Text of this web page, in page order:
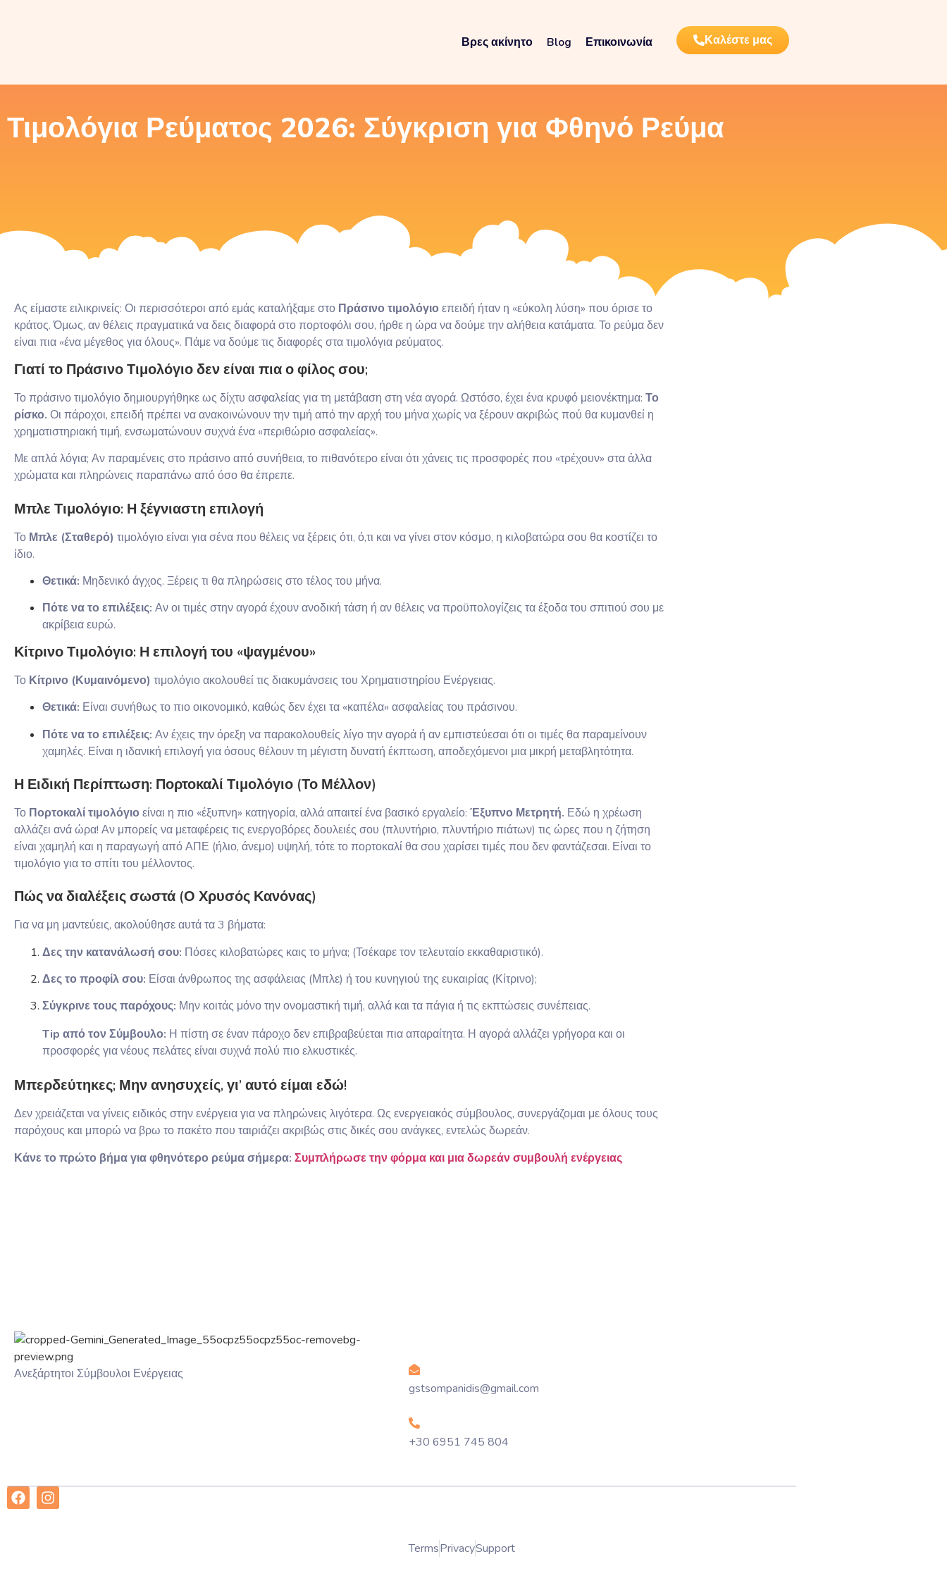
Καλέστε μας
Βρες ακίνητο Blog Επικοινωνία
Τιμολόγια Ρεύματος 2026: Σύγκριση για Φθηνό Ρεύμα
Ας είμαστε ειλικρινείς: Οι περισσότεροι από εμάς καταλήξαμε στο Πράσινο τιμολόγιο επειδή ήταν η «εύκολη λύση» που όρισε το
κράτος. Όμως, αν θέλεις πραγματικά να δεις διαφορά στο πορτοφόλι σου, ήρθε η ώρα να δούμε την αλήθεια κατάματα. Το ρεύμα δεν
είναι πια «ένα μέγεθος για όλους». Πάμε να δούμε τις διαφορές στα τιμολόγια ρεύματος.
Γιατί το Πράσινο Τιμολόγιο δεν είναι πια ο φίλος σου;
Το πράσινο τιμολόγιο δημιουργήθηκε ως δίχτυ ασφαλείας για τη μετάβαση στη νέα αγορά. Ωστόσο, έχει ένα κρυφό μειονέκτημα: Το
ρίσκο. Οι πάροχοι, επειδή πρέπει να ανακοινώνουν την τιμή από την αρχή του μήνα χωρίς να ξέρουν ακριβώς πού θα κυμανθεί η
χρηματιστηριακή τιμή, ενσωματώνουν συχνά ένα «περιθώριο ασφαλείας».
Με απλά λόγια; Αν παραμένεις στο πράσινο από συνήθεια, το πιθανότερο είναι ότι χάνεις τις προσφορές που «τρέχουν» στα άλλα
χρώματα και πληρώνεις παραπάνω από όσο θα έπρεπε.
Μπλε Τιμολόγιο: Η ξέγνιαστη επιλογή
Το Μπλε (Σταθερό) τιμολόγιο είναι για σένα που θέλεις να ξέρεις ότι, ό,τι και να γίνει στον κόσμο, η κιλοβατώρα σου θα κοστίζει το
ίδιο.
Θετικά: Μηδενικό άγχος. Ξέρεις τι θα πληρώσεις στο τέλος του μήνα.
Πότε να το επιλέξεις: Αν οι τιμές στην αγορά έχουν ανοδική τάση ή αν θέλεις να προϋπολογίζεις τα έξοδα του σπιτιού σου με
ακρίβεια ευρώ.
Κίτρινο Τιμολόγιο: Η επιλογή του «ψαγμένου»
Το Κίτρινο (Κυμαινόμενο) τιμολόγιο ακολουθεί τις διακυμάνσεις του Χρηματιστηρίου Ενέργειας.
Θετικά: Είναι συνήθως το πιο οικονομικό, καθώς δεν έχει τα «καπέλα» ασφαλείας του πράσινου.
Πότε να το επιλέξεις: Αν έχεις την όρεξη να παρακολουθείς λίγο την αγορά ή αν εμπιστεύεσαι ότι οι τιμές θα παραμείνουν
χαμηλές. Είναι η ιδανική επιλογή για όσους θέλουν τη μέγιστη δυνατή έκπτωση, αποδεχόμενοι μια μικρή μεταβλητότητα.
Η Ειδική Περίπτωση: Πορτοκαλί Τιμολόγιο (Το Μέλλον)
Το Πορτοκαλί τιμολόγιο είναι η πιο «έξυπνη» κατηγορία, αλλά απαιτεί ένα βασικό εργαλείο: Έξυπνο Μετρητή. Εδώ η χρέωση
αλλάζει ανά ώρα! Αν μπορείς να μεταφέρεις τις ενεργοβόρες δουλειές σου (πλυντήριο, πλυντήριο πιάτων) τις ώρες που η ζήτηση
είναι χαμηλή και η παραγωγή από ΑΠΕ (ήλιο, άνεμο) υψηλή, τότε το πορτοκαλί θα σου χαρίσει τιμές που δεν φαντάζεσαι. Είναι το
τιμολόγιο για το σπίτι του μέλλοντος.
Πώς να διαλέξεις σωστά (Ο Χρυσός Κανόνας)
Για να μη μαντεύεις, ακολούθησε αυτά τα 3 βήματα:
Δες την κατανάλωσή σου: Πόσες κιλοβατώρες καις το μήνα; (Τσέκαρε τον τελευταίο εκκαθαριστικό).
Δες το προφίλ σου: Είσαι άνθρωπος της ασφάλειας (Μπλε) ή του κυνηγιού της ευκαιρίας (Κίτρινο);
Σύγκρινε τους παρόχους: Μην κοιτάς μόνο την ονομαστική τιμή, αλλά και τα πάγια ή τις εκπτώσεις συνέπειας.
Tip από τον Σύμβουλο: Η πίστη σε έναν πάροχο δεν επιβραβεύεται πια απαραίτητα. Η αγορά αλλάζει γρήγορα και οι
προσφορές για νέους πελάτες είναι συχνά πολύ πιο ελκυστικές.
Μπερδεύτηκες; Μην ανησυχείς, γι’ αυτό είμαι εδώ!
Δεν χρειάζεται να γίνεις ειδικός στην ενέργεια για να πληρώνεις λιγότερα. Ως ενεργειακός σύμβουλος, συνεργάζομαι με όλους τους
παρόχους και μπορώ να βρω το πακέτο που ταιριάζει ακριβώς στις δικές σου ανάγκες, εντελώς δωρεάν.
Κάνε το πρώτο βήμα για φθηνότερο ρεύμα σήμερα: Συμπλήρωσε την φόρμα και μια δωρεάν συμβουλή ενέργειας
Ανεξάρτητοι Σύμβουλοι Ενέργειας
gstsompanidis@gmail.com
+30 6951 745 804
TermsPrivacySupport